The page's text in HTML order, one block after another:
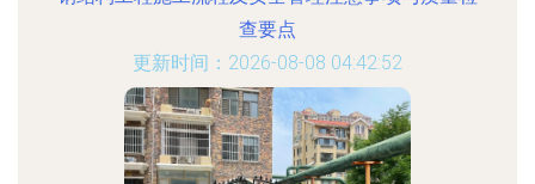
查要点
更新时间：2026-08-08 04:42:52